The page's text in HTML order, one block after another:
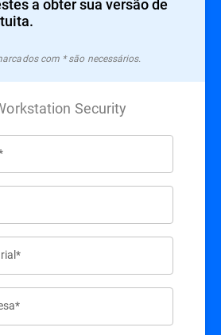
a obter sua versão de
com * são necessários.
Security